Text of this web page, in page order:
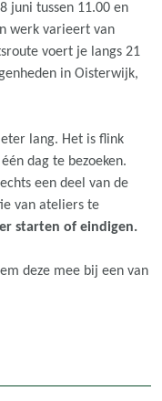
juni tussen 11.00 en
werk varieert van
voert je langs 21
in Oisterwijk,
lang. Het is flink
dag te bezoeken.
een deel van de
van ateliers te
starten of eindigen.
deze mee bij een van